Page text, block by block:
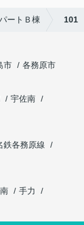
ートＢ棟 101
市
各務原市
宇佐南
鉄各務原線
手力